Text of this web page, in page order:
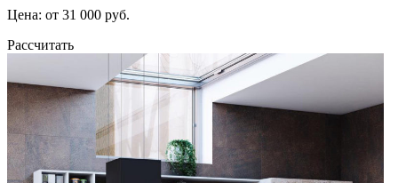
Цена: от 31 000 руб.
Рассчитать